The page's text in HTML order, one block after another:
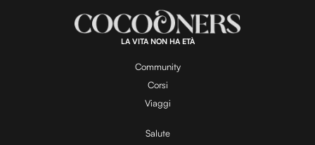
LA VITA NON HA ETÀ
Community
Corsi
Viaggi
Salute